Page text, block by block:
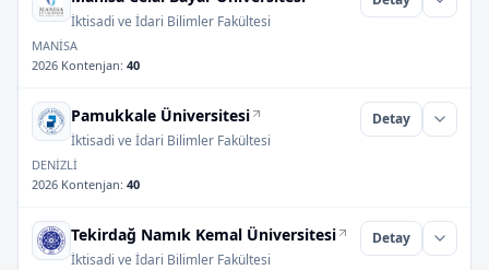
İktisadi ve İdari Bilimler Fakültesi
MANİSA
2026 Kontenjan: 40
Pamukkale Üniversitesi
İktisadi ve İdari Bilimler Fakültesi
Detay
DENİZLİ
2026 Kontenjan: 40
Tekirdağ Namık Kemal Üniversitesi
İktisadi ve İdari Bilimler Fakültesi
Detay